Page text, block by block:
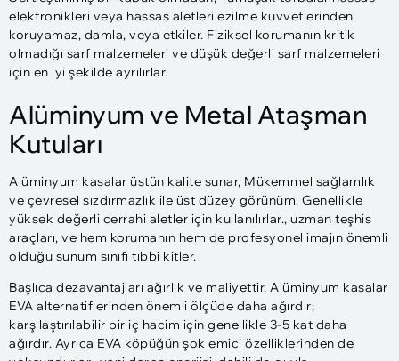
elektronikleri veya hassas aletleri ezilme kuvvetlerinden
koruyamaz, damla, veya etkiler. Fiziksel korumanın kritik
olmadığı sarf malzemeleri ve düşük değerli sarf malzemeleri
için en iyi şekilde ayrılırlar.
Alüminyum ve Metal Ataşman
Kutuları
Alüminyum kasalar üstün kalite sunar, Mükemmel sağlamlık
ve çevresel sızdırmazlık ile üst düzey görünüm. Genellikle
yüksek değerli cerrahi aletler için kullanılırlar., uzman teşhis
araçları, ve hem korumanın hem de profesyonel imajın önemli
olduğu sunum sınıfı tıbbi kitler.
Başlıca dezavantajları ağırlık ve maliyettir. Alüminyum kasalar
EVA alternatiflerinden önemli ölçüde daha ağırdır;
karşılaştırılabilir bir iç hacim için genellikle 3-5 kat daha
ağırdır. Ayrıca EVA köpüğün şok emici özelliklerinden de